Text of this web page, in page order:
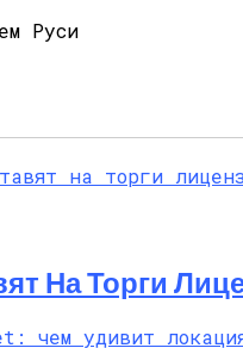
На Торги